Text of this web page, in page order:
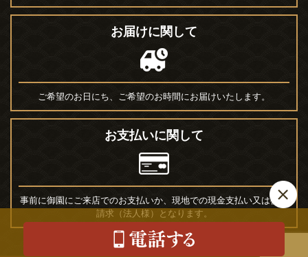
お届けに関して
ご希望のお日にち、ご希望のお時間にお届けいたします。
お支払いに関して
事前に御園にご来店でのお支払いか、現地での現金支払い又は後日
請求（法人様）となります。